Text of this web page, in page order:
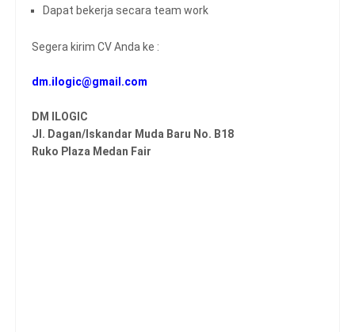
Dapat bekerja secara team work
Segera kirim CV Anda ke :
dm.ilogic@gmail.com
DM ILOGIC
Jl. Dagan/Iskandar Muda Baru No. B18
Ruko Plaza Medan Fair